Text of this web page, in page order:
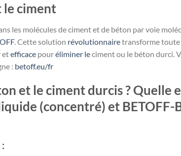
le ciment
les molécules de ciment et de béton par voie
. Cette solution révolutionnairetransforme toute
etefficace pouréliminer leciment ou le béton durci.
: betoff.eu/fr
et le ciment durcis ? Quelle
(concentré) et BETOFF-